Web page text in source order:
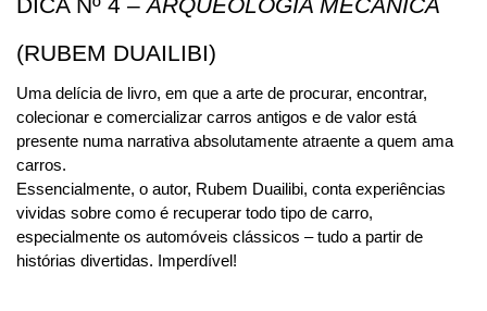
DICA Nº 4 – ARQUEOLOGIA MECÂNICA
(RUBEM DUAILIBI)
Uma delícia de livro, em que a arte de procurar, encontrar,
colecionar e comercializar carros antigos e de valor está
presente numa narrativa absolutamente atraente a quem ama
carros.
Essencialmente, o autor, Rubem Duailibi, conta experiências
vividas sobre como é recuperar todo tipo de carro,
especialmente os automóveis clássicos – tudo a partir de
histórias divertidas. Imperdível!